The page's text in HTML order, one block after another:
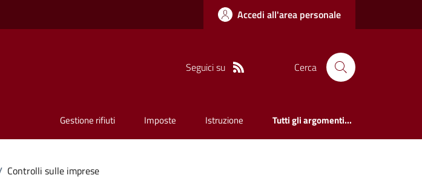
Accedi all'area personale
Seguici su Cerca
Gestione rifiuti Imposte Istruzione Tutti gli argomenti...
Controlli sulle imprese